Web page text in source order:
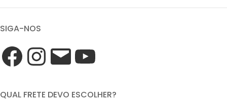
SIGA-NOS
QUAL FRETE DEVO ESCOLHER?